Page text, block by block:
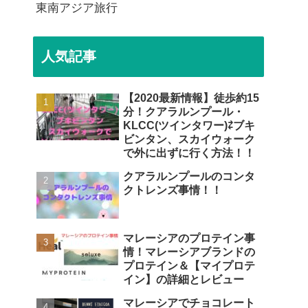
東南アジア旅行
人気記事
【2020最新情報】徒歩約15
分！クアラルンプール・
KLCC(ツインタワー)⇄ブキ
ビンタン、スカイウォーク
で外に出ずに行く方法！！
クアラルンプールのコンタ
クトレンズ事情！！
マレーシアのプロテイン事
情！マレーシアブランドの
プロテイン＆【マイプロテ
イン】の詳細とレビュー
マレーシアでチョコレート